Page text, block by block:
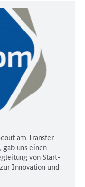
am Transfer
gab uns einen
von Start-
Innovation und